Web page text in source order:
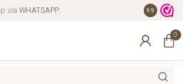
via WHATSAPP. gratis
9.9
0